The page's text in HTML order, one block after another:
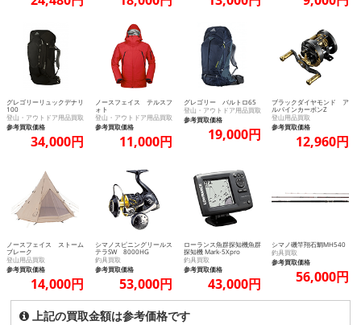
グレゴリーリュックデナリ
100
登山・アウトドア用品買取
参考買取価格
34,000円
ノースフェイス テルスフ
ォト
登山・アウトドア用品買取
参考買取価格
11,000円
グレゴリー バルトロ65
登山・アウトドア用品買取
参考買取価格
19,000円
ブラックダイヤモンド ア
ルパインカーボンZ
登山用品買取
参考買取価格
12,960円
ノースフェイス ストーム
ブレーク
登山用品買取
参考買取価格
14,000円
シマノスピニングリールス
テラSW 8000HG
釣具買取
参考買取価格
53,000円
ローランス魚群探知機魚群
探知機 Mark-5Xpro
釣具買取
参考買取価格
43,000円
シマノ磯竿翔石鯛MH540
釣具買取
参考買取価格
56,000円
上記の買取金額は参考価格です